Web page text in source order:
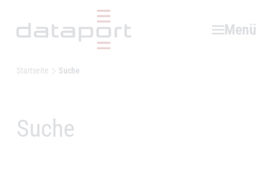
Menü
Startseite Suche
Suche